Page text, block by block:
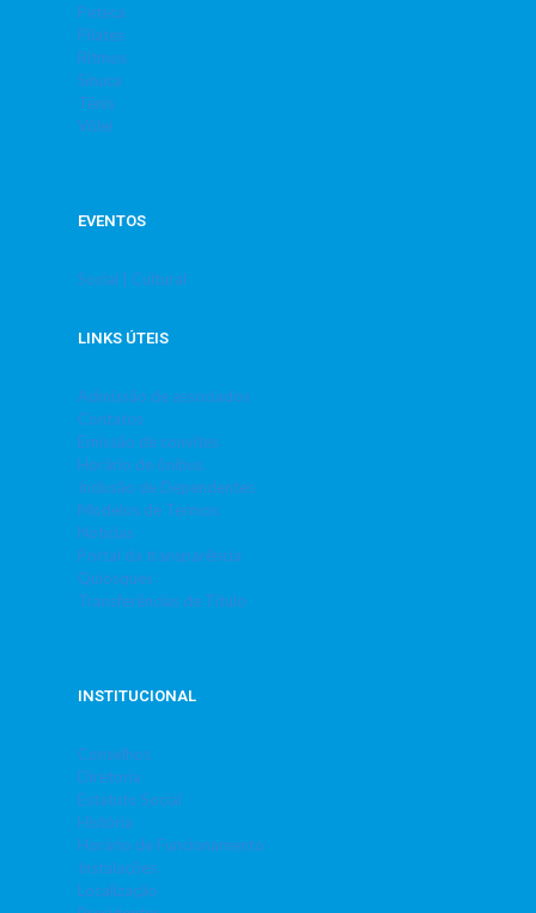
Peteca
Pilates
Ritmos
Sinuca
Tênis
Vôlei
EVENTOS
Social | Cultural
LINKS ÚTEIS
Admissão de associados
Contatos
Emissão de convites
Horário de ônibus
Inclusão de Dependentes
Modelos de Termos
Notícias
Portal da transparência
Quiosques
Transferências de Título
INSTITUCIONAL
Conselhos
Diretoria
Estatuto Social
História
Horário de Funcionamento
Instalações
Localização